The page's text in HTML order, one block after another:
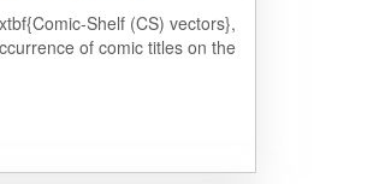
Shelf (CS) vectors},
of comic titles on the